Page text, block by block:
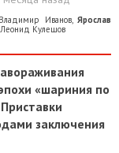
Владимир Иванов, Ярослав
Леонид Кулешов
«шариния по
заключения